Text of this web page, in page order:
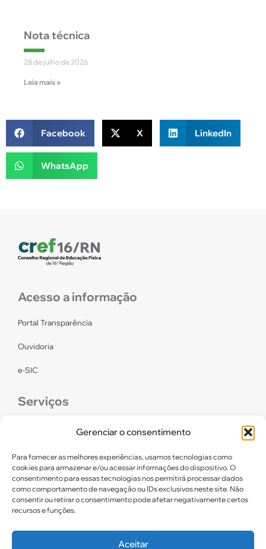
Gerenciar o consentimento
Para fornecer as melhores experiências, usamos tecnologias como
cookies para armazenar e/ou acessar informações do dispositivo. O
consentimento para essas tecnologias nos permitirá processar dados
como comportamento de navegação ou IDs exclusivos neste site. Não
consentir ou retirar o consentimento pode afetar negativamente certos
recursos e funções.
Aceitar
Nota técnica
28 de julho de 2026
Leia mais »
Facebook X LinkedIn
WhatsApp
Acesso a informação
Portal Transparência
Ouvidoria
e-SIC
Serviços
Links úteis
Certidão de Quitação Eleitoral
Parceiros CREF16